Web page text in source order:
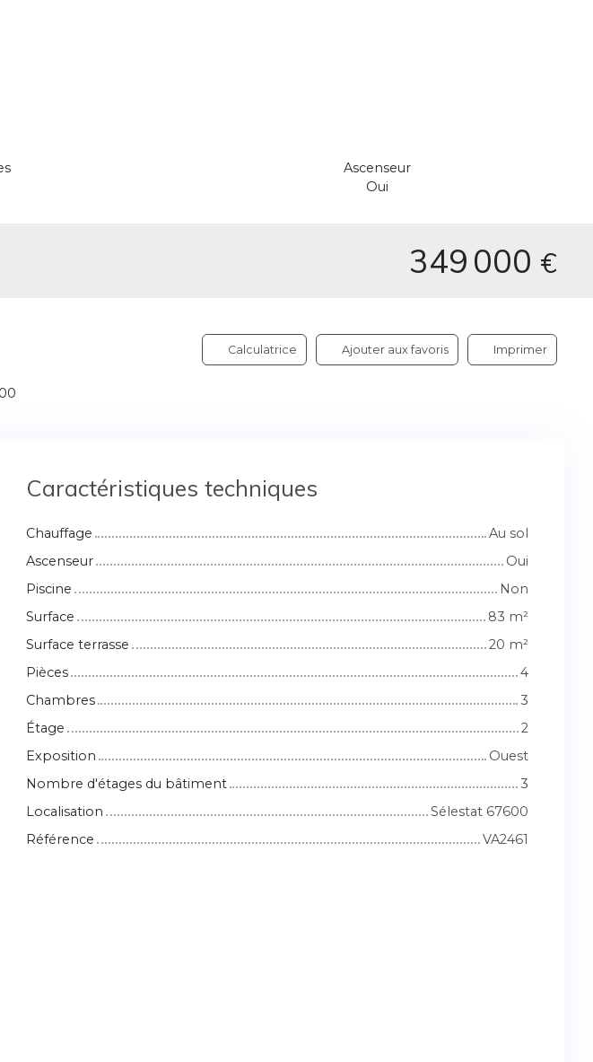
Ascenseur
Oui
349 000 €
Calculatrice Ajouter aux favoris Imprimer
Caractéristiques techniques
Chauffage
Au sol
Ascenseur
Oui
Piscine
Non
Surface
83 m²
Surface terrasse
20 m²
Pièces
4
Chambres
3
Étage
2
Exposition
Ouest
Nombre d'étages du bâtiment
3
Localisation
Sélestat 67600
Référence
VA2461